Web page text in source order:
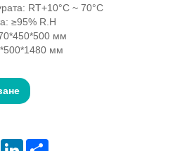
RT+10°C ~ 70°C
≥95% R.H
мм
мм
PinterestLinkedIn